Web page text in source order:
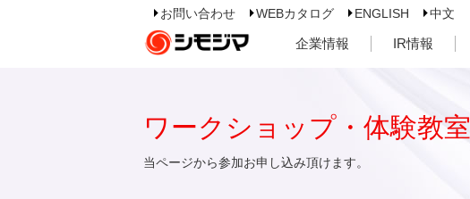
お問い合わせ WEBカタログ ENGLISH 中文
企業情報 IR情報
ワークショップ・体験教室
当ページから参加お申し込み頂けます。